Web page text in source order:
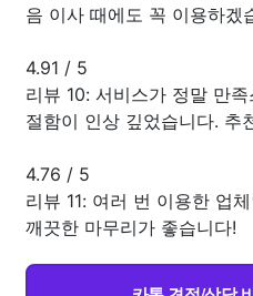
음 이사 때에도 꼭 이용하겠
4.91 / 5
리뷰 10: 서비스가 정말 만
절함이 인상 깊었습니다. 추
4.76 / 5
리뷰 11: 여러 번 이용한 업
깨끗한 마무리가 좋습니다!